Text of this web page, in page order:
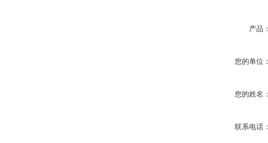
产品：
您的单位：
您的姓名：
联系电话：